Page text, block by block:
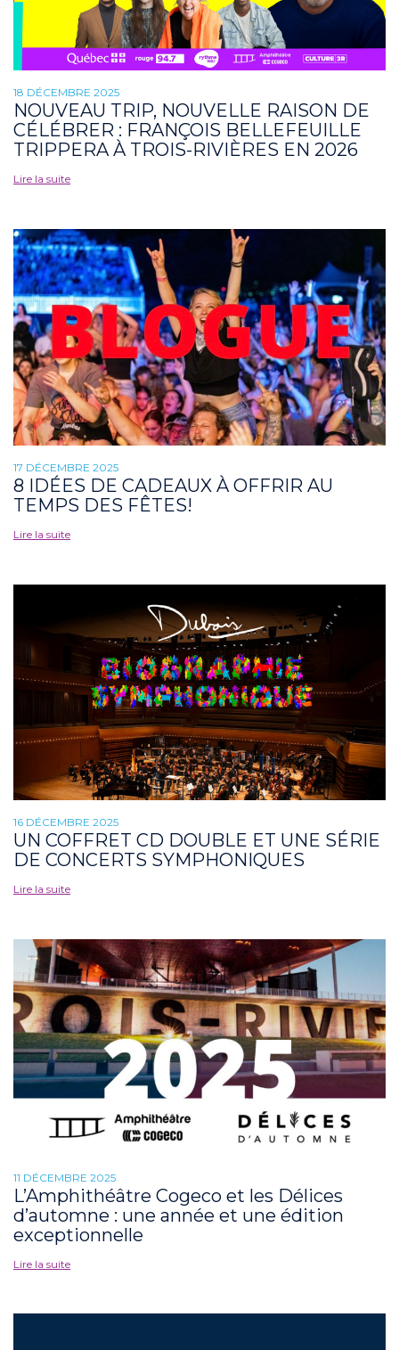
18 DÉCEMBRE 2025
NOUVEAU TRIP, NOUVELLE RAISON DE
CÉLÉBRER : FRANÇOIS BELLEFEUILLE
TRIPPERA À TROIS-RIVIÈRES EN 2026
Lire la suite
17 DÉCEMBRE 2025
8 IDÉES DE CADEAUX À OFFRIR AU
TEMPS DES FÊTES!
Lire la suite
16 DÉCEMBRE 2025
UN COFFRET CD DOUBLE ET UNE SÉRIE
DE CONCERTS SYMPHONIQUES
Lire la suite
11 DÉCEMBRE 2025
L’Amphithéâtre Cogeco et les Délices
d’automne : une année et une édition
exceptionnelle
Lire la suite